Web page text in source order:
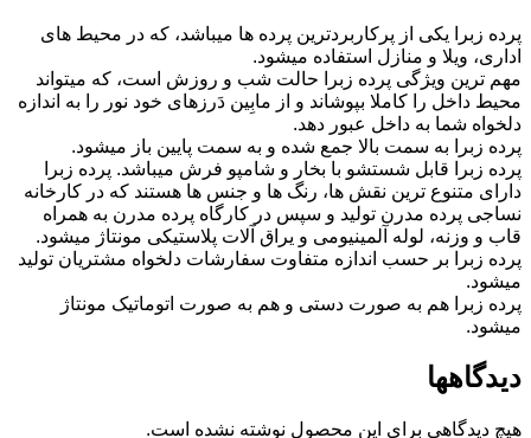
پرده زبرا یکی از پرکاربردترین پرده ها میباشد، که در محیط های
اداری، ویلا و منازل استفاده میشود.
مهم ترین ویژگی پرده زبرا حالت شب و روزش است، که میتواند
محیط داخل را کاملا بپوشاند و از مابِین دَرزهای خود نور را به اندازه
دلخواه شما به داخل عبور دهد.
پرده زبرا به سمت بالا جمع شده و به سمت پایین باز میشود.
پرده زبرا قابل شستشو با بخار و شامپو فرش میباشد. پرده زبرا
دارای متنوع ترین نقش ها، رنگ ها و جنس ها هستند که در کارخانه
نساجی پرده مدرن تولید و سپس در کارگاه پرده مدرن به همراه
قاب و وزنه، لوله آلمینیومی و یراق آلات پلاستیکی مونتاژ میشود.
پرده زبرا بر حسب اندازه متفاوت سفارشات دلخواه مشتریان تولید
میشود.
پرده زبرا هم به صورت دستی و هم به صورت اتوماتیک مونتاژ
میشود.
دیدگاهها
هیچ دیدگاهی برای این محصول نوشته نشده است.